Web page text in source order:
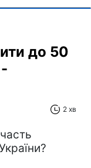
до 50
2 хв